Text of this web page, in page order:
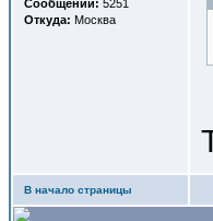
Сообщений: 5251
Откуда: Москва
В начало страницы